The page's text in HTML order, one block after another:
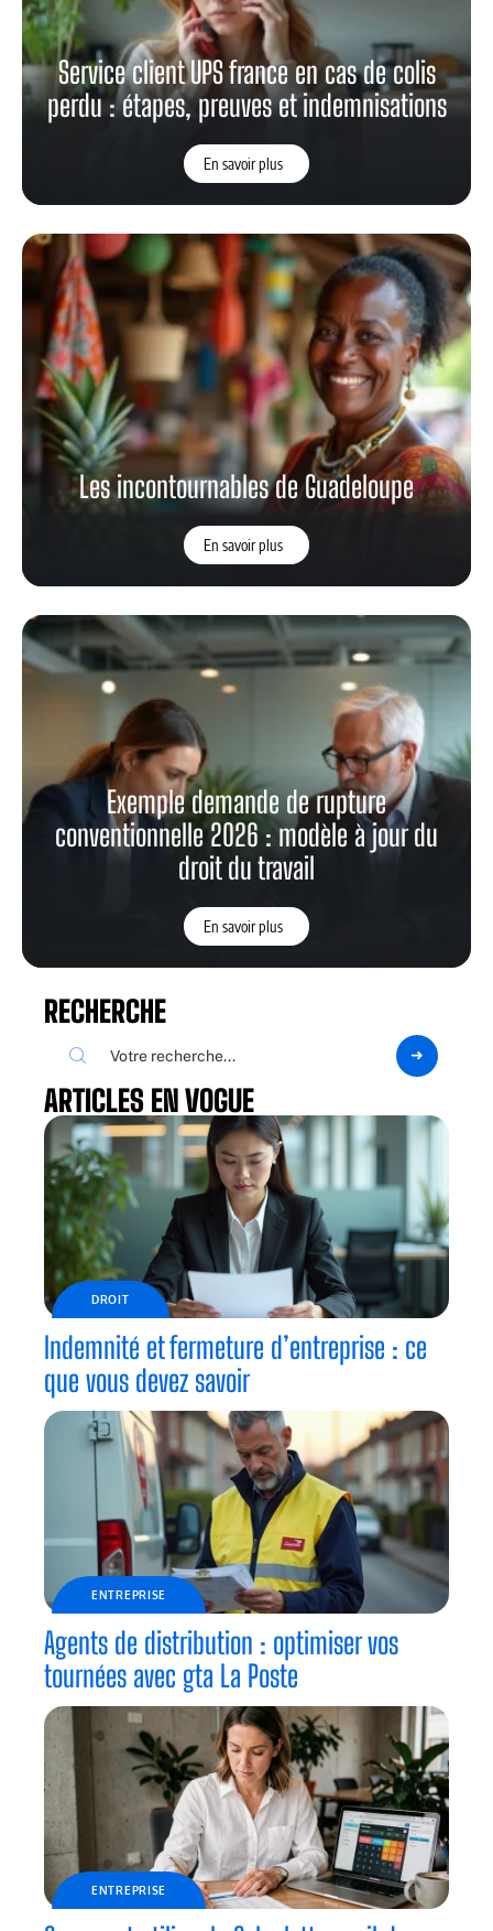
Service client UPS france en cas de colis
perdu : étapes, preuves et indemnisations
En savoir plus
Les incontournables de Guadeloupe
En savoir plus
Exemple demande de rupture
conventionnelle 2026 : modèle à jour du
droit du travail
En savoir plus
RECHERCHE
ARTICLES EN VOGUE
DROIT
Indemnité et fermeture d’entreprise : ce
que vous devez savoir
ENTREPRISE
Agents de distribution : optimiser vos
tournées avec gta La Poste
ENTREPRISE